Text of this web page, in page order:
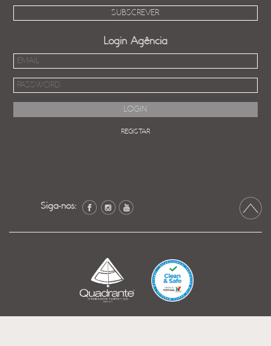
Login Agência
REGISTAR
Siga-nos: